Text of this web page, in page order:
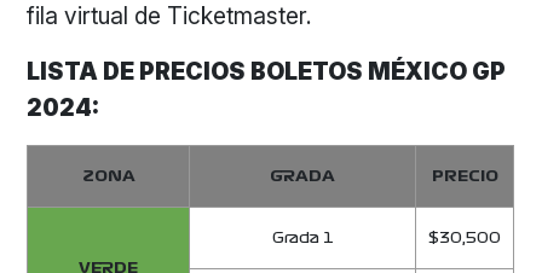
fila virtual de Ticketmaster.
LISTA DE PRECIOS BOLETOS MÉXICO GP
2024:
ZONA GRADA PRECIO
VERDE
Grada 1 $30,500